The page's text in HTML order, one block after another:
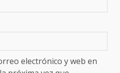
electrónico y web en